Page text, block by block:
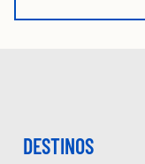
DESTINOS